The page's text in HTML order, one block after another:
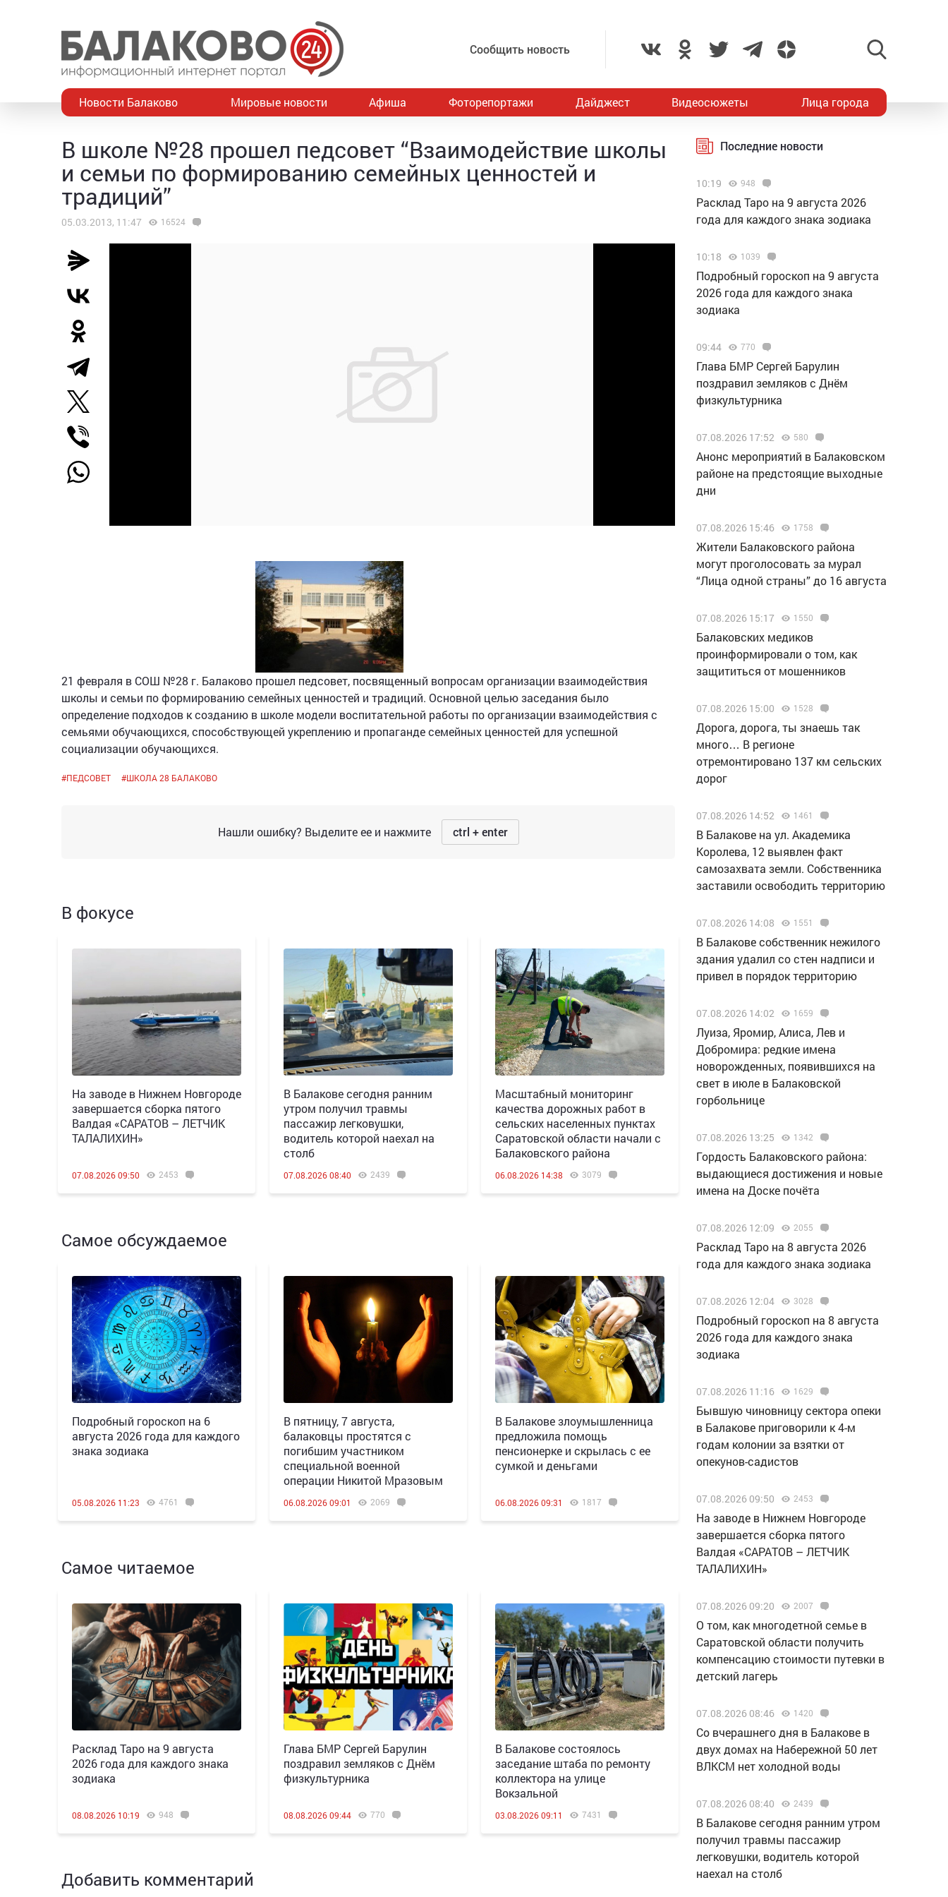
Сообщить новость
Новости Балаково Мировые новости Афиша Фоторепортажи Дайджест Видеосюжеты Лица города
В школе №28 прошел педсовет “Взаимодействие школы
и семьи по формированию семейных ценностей и
традиций”
05.03.2013, 11:47 16524
21 февраля в СОШ №28 г. Балаково прошел педсовет, посвященный вопросам организации взаимодействия
школы и семьи по формированию семейных ценностей и традиций. Основной целью заседания было
определение подходов к созданию в школе модели воспитательной работы по организации взаимодействия с
семьями обучающихся, способствующей укреплению и пропаганде семейных ценностей для успешной
социализации обучающихся.
#ПЕДСОВЕТ #ШКОЛА 28 БАЛАКОВО
Нашли ошибку? Выделите ее и нажмите ctrl + enter
В фокусе
Н️а заводе в Нижнем Новгороде
завершается сборка пятого
Валдая «САРАТОВ – ЛЕТЧИК
ТАЛАЛИХИН»
07.08.2026 09:50 2453
В Балакове сегодня ранним
утром получил травмы
пассажир легковушки,
водитель которой наехал на
столб
07.08.2026 08:40 2439
Масштабный мониторинг
качества дорожных работ в
сельских населенных пунктах
Саратовской области начали с
Балаковского района
06.08.2026 14:38 3079
Самое обсуждаемое
Подробный гороскоп на 6
августа 2026 года для каждого
знака зодиака
05.08.2026 11:23 4761
В пятницу, 7 августа,
балаковцы простятся с
погибшим участником
специальной военной
операции Никитой Мразовым
06.08.2026 09:01 2069
В Балакове злоумышленница
предложила помощь
пенсионерке и скрылась с ее
сумкой и деньгами
06.08.2026 09:31 1817
Самое читаемое
Расклад Таро на 9 августа
2026 года для каждого знака
зодиака
08.08.2026 10:19 948
Глава БМР Сергей Барулин
поздравил земляков с Днём
физкультурника
08.08.2026 09:44 770
В Балакове состоялось
заседание штаба по ремонту
коллектора на улице
Вокзальной
03.08.2026 09:11 7431
Добавить комментарий
Последние новости
10:19 948
Расклад Таро на 9 августа 2026
года для каждого знака зодиака
10:18 1039
Подробный гороскоп на 9 августа
2026 года для каждого знака
зодиака
09:44 770
Глава БМР Сергей Барулин
поздравил земляков с Днём
физкультурника
07.08.2026 17:52 580
Анонс мероприятий в Балаковском
районе на предстоящие выходные
дни
07.08.2026 15:46 1758
Жители Балаковского района
могут проголосовать за мурал
“Лица одной страны” до 16 августа
07.08.2026 15:17 1550
Балаковских медиков
проинформировали о том, как
защититься от мошенников
07.08.2026 15:00 1528
Дорога, дорога, ты знаешь так
много… В регионе
отремонтировано 137 км сельских
дорог
07.08.2026 14:52 1461
В Балакове на ул. Академика
Королева, 12 выявлен факт
самозахвата земли. Собственника
заставили освободить территорию
07.08.2026 14:08 1551
В Балакове собственник нежилого
здания удалил со стен надписи и
привел в порядок территорию
07.08.2026 14:02 1659
Луиза, Яромир, Алиса, Лев и
Добромира: редкие имена
новорожденных, появившихся на
свет в июле в Балаковской
горбольнице
07.08.2026 13:25 1342
Гордость Балаковского района:
выдающиеся достижения и новые
имена на Доске почёта
07.08.2026 12:09 2055
Расклад Таро на 8 августа 2026
года для каждого знака зодиака
07.08.2026 12:04 3028
Подробный гороскоп на 8 августа
2026 года для каждого знака
зодиака
07.08.2026 11:16 1629
Бывшую чиновницу сектора опеки
в Балакове приговорили к 4-м
годам колонии за взятки от
опекунов-садистов
07.08.2026 09:50 2453
Н️а заводе в Нижнем Новгороде
завершается сборка пятого
Валдая «САРАТОВ – ЛЕТЧИК
ТАЛАЛИХИН»
07.08.2026 09:20 2007
О том, как многодетной семье в
Саратовской области получить
компенсацию стоимости путевки в
детский лагерь
07.08.2026 08:46 1420
Со вчерашнего дня в Балакове в
двух домах на Набережной 50 лет
ВЛКСМ нет холодной воды
07.08.2026 08:40 2439
В Балакове сегодня ранним утром
получил травмы пассажир
легковушки, водитель которой
наехал на столб